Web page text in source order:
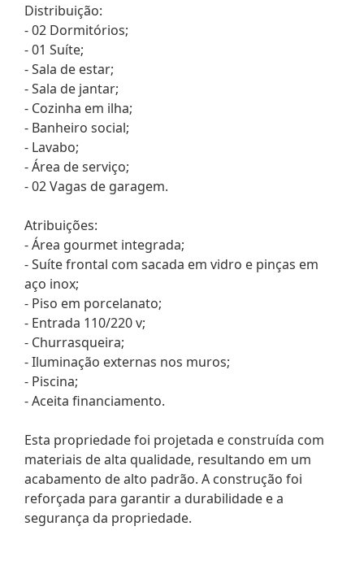
Distribuição:
- 02 Dormitórios;
- 01 Suíte;
- Sala de estar;
- Sala de jantar;
- Cozinha em ilha;
- Banheiro social;
- Lavabo;
- Área de serviço;
- 02 Vagas de garagem.
Atribuições:
- Área gourmet integrada;
- Suíte frontal com sacada em vidro e pinças em
aço inox;
- Piso em porcelanato;
- Entrada 110/220 v;
- Churrasqueira;
- Iluminação externas nos muros;
- Piscina;
- Aceita financiamento.
Esta propriedade foi projetada e construída com
materiais de alta qualidade, resultando em um
acabamento de alto padrão. A construção foi
reforçada para garantir a durabilidade e a
segurança da propriedade.